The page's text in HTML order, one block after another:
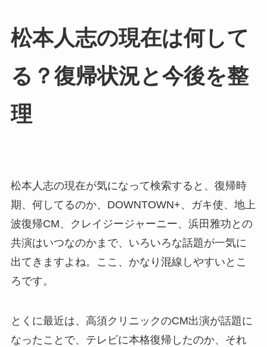
松本人志の現在は何して
る？復帰状況と今後を整
理
松本人志の現在が気になって検索すると、復帰時
期、何してるのか、DOWNTOWN+、ガキ使、地上
波復帰CM、クレイジージャーニー、浜田雅功との
共演はいつなのかまで、いろいろな話題が一気に
出てきますよね。ここ、かなり混線しやすいとこ
ろです。
とくに最近は、高須クリニックのCM出演が話題に
なったことで、テレビに本格復帰したのか、それ